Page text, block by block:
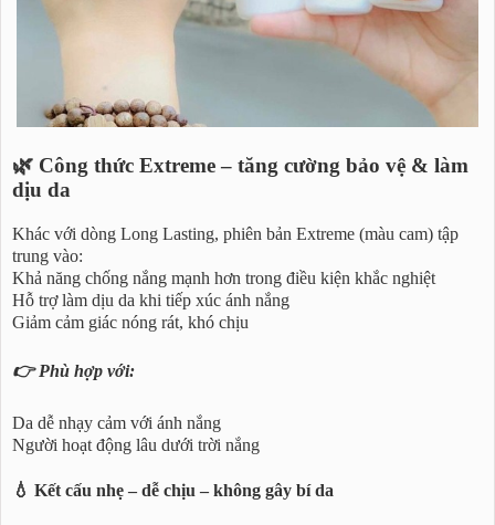
🌿 Công thức Extreme – tăng cường bảo vệ & làm
dịu da
Khác với dòng Long Lasting, phiên bản Extreme (màu cam) tập
trung vào:
Khả năng chống nắng mạnh hơn trong điều kiện khắc nghiệt
Hỗ trợ làm dịu da khi tiếp xúc ánh nắng
Giảm cảm giác nóng rát, khó chịu
👉 Phù hợp với:
Da dễ nhạy cảm với ánh nắng
Người hoạt động lâu dưới trời nắng
💧 Kết cấu nhẹ – dễ chịu – không gây bí da